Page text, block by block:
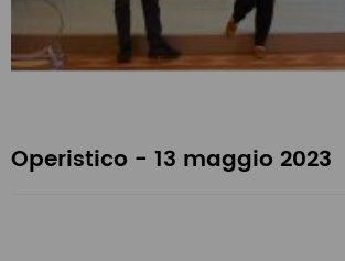
Operistico - 13 maggio 2023